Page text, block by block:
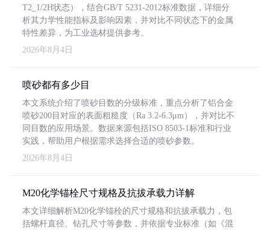
T2_1/2H状态），结合GB/T 5231-2012标准数据，详细分
析其力学性能指标及影响因素，并对比不同状态下的金属
特性差异，为工业选材提供参考。
2026年8月4日
喷砂都有多少目
本文系统介绍了喷砂目数的分级标准，重点分析了铝合金
喷砂200目对应的表面粗糙度（Ra 3.2-6.3μm），并对比不
同目数的应用场景。数据来源包括ISO 8503-1标准和行业
实践，帮助用户根据需求选择合适的喷砂参数。
2026年8月4日
M20化学锚栓尺寸规格及抗拔承载力详解
本文详细解析M20化学锚栓的尺寸规格和抗拔承载力，包
括螺杆直径、钻孔尺寸等参数，并依据专业标准（如《混